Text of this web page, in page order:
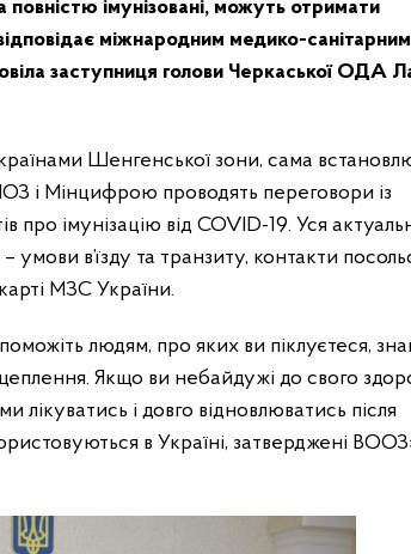
повністю імунізовані, можуть отримати
міжнародним медико-санітарним
заступниця голови Черкаської ОДА
Шенгенської зони, сама
і Мінцифрою проводять переговори із
імунізацію від COVID-19. Уся
в’їзду та транзиту, контакти
МЗС України.
людям, про яких ви піклуєтеся,
Якщо ви небайдужі до свого
лікуватись і довго відновлюватись після
в Україні, затверджені